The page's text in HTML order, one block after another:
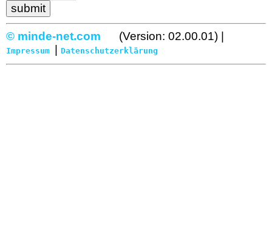
© minde-net.com (Version: 02.00.01) |
Impressum Datenschutzerklärung